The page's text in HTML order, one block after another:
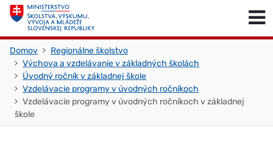
Skočiť na obsah
Domov
Regionálne školstvo
Výchova a vzdelávanie v základných školách
Úvodný ročník v základnej škole
Vzdelávacie programy v úvodných ročníkoch
Vzdelávacie programy v úvodných ročníkoch v základnej
škole
Skočiť na začiatok stránky